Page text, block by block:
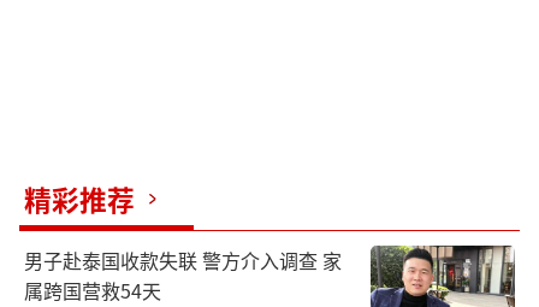
精彩推荐
男子赴泰国收款失联 警方介入调查 家
属跨国营救54天